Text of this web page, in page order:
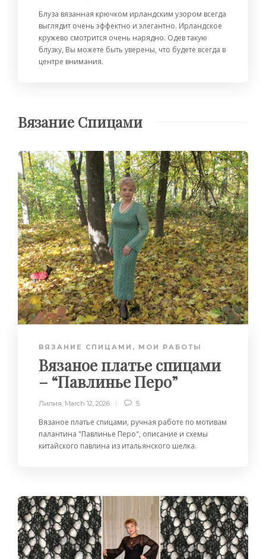
Блуза вязанная крючком ирландским узором всегда
выглядит очень эффектно и элегантно. Ирландское
кружево смотрится очень нарядно. Одев такую
блузку, Вы можете быть уверены, что будете всегда в
центре внимания.
Вязание Спицами
ВЯЗАНИЕ СПИЦАМИ , МОИ РАБОТЫ
Вязаное платье спицами
– “Павлинье Перо”
Лилия March 12, 2026 5
Вязаное платье спицами, ручная работе по мотивам
палантина "Павлинье Перо", описание и схемы
китайского павлина из итальянского шелка.